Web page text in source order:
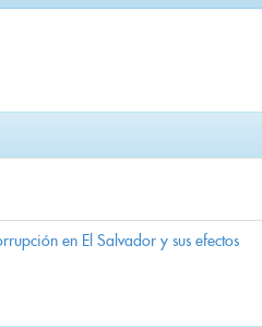
en El Salvador y sus efectos